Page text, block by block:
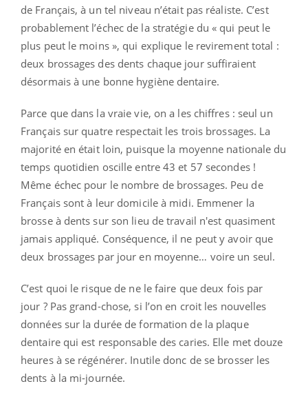
de Français, à un tel niveau n’était pas réaliste. C’est
probablement l’échec de la stratégie du « qui peut le
plus peut le moins », qui explique le revirement total :
deux brossages des dents chaque jour suffiraient
désormais à une bonne hygiène dentaire.
Parce que dans la vraie vie, on a les chiffres : seul un
Français sur quatre respectait les trois brossages. La
majorité en était loin, puisque la moyenne nationale du
temps quotidien oscille entre 43 et 57 secondes !
Même échec pour le nombre de brossages. Peu de
Français sont à leur domicile à midi. Emmener la
brosse à dents sur son lieu de travail n'est quasiment
jamais appliqué. Conséquence, il ne peut y avoir que
deux brossages par jour en moyenne… voire un seul.
C’est quoi le risque de ne le faire que deux fois par
jour ? Pas grand-chose, si l’on en croit les nouvelles
données sur la durée de formation de la plaque
dentaire qui est responsable des caries. Elle met douze
heures à se régénérer. Inutile donc de se brosser les
dents à la mi-journée.